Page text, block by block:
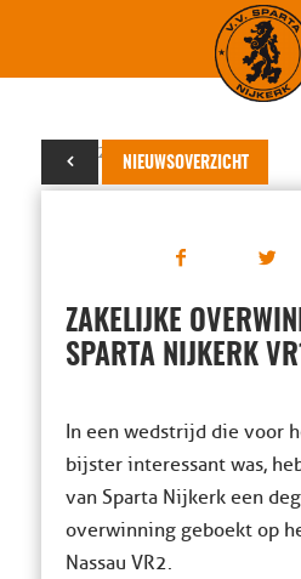
NIEUWSOVERZICHT
05 mei 2025
ZAKELIJKE
SPARTA NIJKERK VR1
In een wedstrijd die voor
bijster interessant was,
van Sparta Nijkerk een
overwinning geboekt op
Nassau VR2.